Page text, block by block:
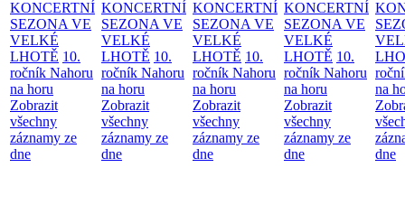
KONCERTNÍ
SEZONA VE
VELKÉ
LHOTĚ 10.
ročník Nahoru
na horu
Zobrazit
všechny
záznamy ze
dne
KONCERTNÍ
SEZONA VE
VELKÉ
LHOTĚ 10.
ročník Nahoru
na horu
Zobrazit
všechny
záznamy ze
dne
KONCERTNÍ
SEZONA VE
VELKÉ
LHOTĚ 10.
ročník Nahoru
na horu
Zobrazit
všechny
záznamy ze
dne
KONCERTNÍ
SEZONA VE
VELKÉ
LHOTĚ 10.
ročník Nahoru
na horu
Zobrazit
všechny
záznamy ze
dne
na
dne